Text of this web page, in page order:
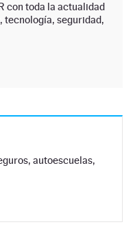
con toda la actualidad
tecnología, seguridad,
autoescuelas,